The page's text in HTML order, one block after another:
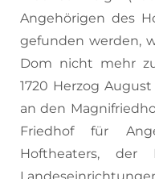
Angehörigen des
gefunden werden,
Dom nicht mehr
1720 Herzog
an den
Friedhof für
Hoftheaters, der